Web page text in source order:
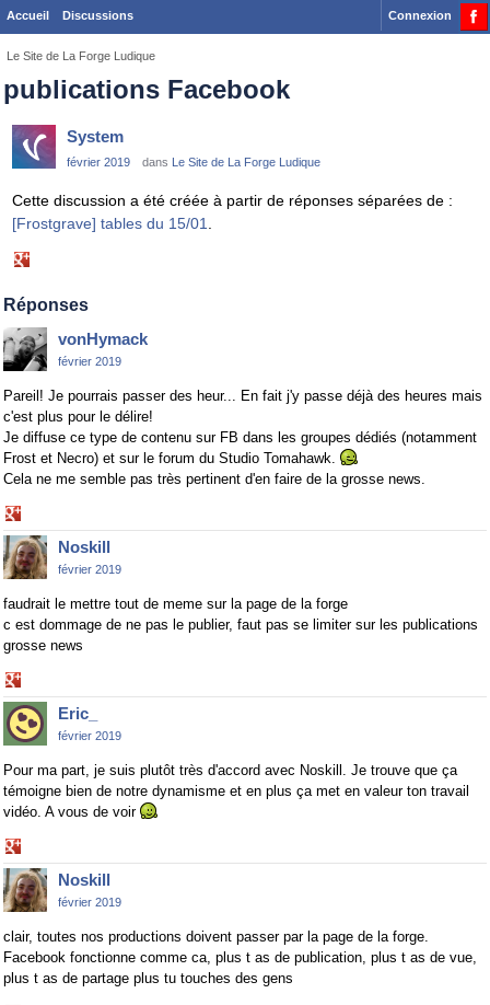
Accueil Discussions Connexion
Le Site de La Forge Ludique
publications Facebook
System
février 2019 dans Le Site de La Forge Ludique
Cette discussion a été créée à partir de réponses séparées de :
[Frostgrave] tables du 15/01
Google+
Réponses
vonHymack
février 2019
Pareil! Je pourrais passer des heur... En fait j'y passe déjà des heures mais
c'est plus pour le délire!
Je diffuse ce type de contenu sur FB dans les groupes dédiés (notamment
Frost et Necro) et sur le forum du Studio Tomahawk.
Cela ne me semble pas très pertinent d'en faire de la grosse news.
on
Google+Noskill
février 2019
faudrait le mettre tout de meme sur la page de la forge
c est dommage de ne pas le publier, faut pas se limiter sur les publications
grosse news
on
Google+Eric_
février 2019
Pour ma part, je suis plutôt très d'accord avec Noskill. Je trouve que ça
témoigne bien de notre dynamisme et en plus ça met en valeur ton travail
vidéo. A vous de voir
on
Google+Noskill
février 2019
clair, toutes nos productions doivent passer par la page de la forge.
Facebook fonctionne comme ca, plus t as de publication, plus t as de vue,
plus t as de partage plus tu touches des gens